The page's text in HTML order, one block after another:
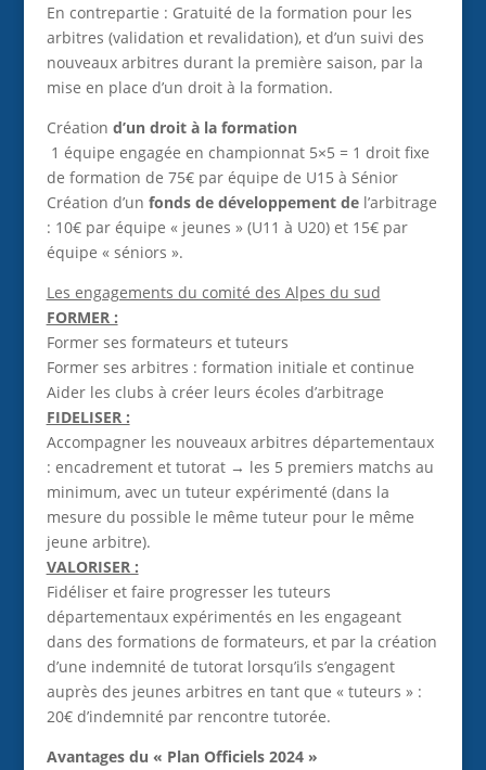
En contrepartie : Gratuité de la formation pour les
arbitres (validation et revalidation), et d’un suivi des
nouveaux arbitres durant la première saison, par la
mise en place d’un droit à la formation.
Création d’un droit à la formation
1 équipe engagée en championnat 5×5 = 1 droit fixe
de formation de 75€ par équipe de U15 à Sénior
Création d’un fonds de développement del’arbitrage
: 10€ par équipe « jeunes » (U11 à U20) et 15€ par
équipe « séniors ».
Les engagements du comité des Alpes du sud
FORMER :
Former ses formateurs et tuteurs
Former ses arbitres : formation initiale et continue
Aider les clubs à créer leurs écoles d’arbitrage
FIDELISER :
Accompagner les nouveaux arbitres départementaux
: encadrement et tutorat → les 5 premiers matchs au
minimum, avec un tuteur expérimenté (dans la
mesure du possible le même tuteur pour le même
jeune arbitre).
VALORISER :
Fidéliser et faire progresser les tuteurs
départementaux expérimentés en les engageant
dans des formations de formateurs, et par la création
d’une indemnité de tutorat lorsqu’ils s’engagent
auprès des jeunes arbitres en tant que « tuteurs » :
20€ d’indemnité par rencontre tutorée.
Avantages du « Plan Officiels 2024 »